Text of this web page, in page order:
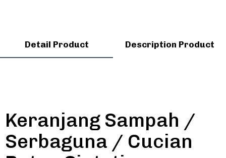
Detail Product Description Product
Keranjang Sampah /
Serbaguna / Cucian